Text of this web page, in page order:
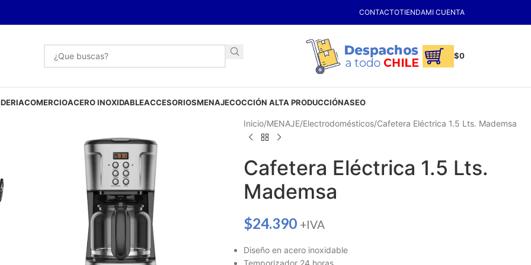
CONTACTOTIENDAMI CUENTA
$0
COMERCIOACERO INOXIDABLEACCESORIOSMENAJECOCCIÓN ALTA PRODUCCIÓNASEO
Inicio MENAJE Electrodomésticos Cafetera Eléctrica 1.5 Lts. Mademsa
Cafetera Eléctrica 1.5 Lts.
Mademsa
$24.390 +IVA
Diseño en acero inoxidable
Temporizador 24 horas